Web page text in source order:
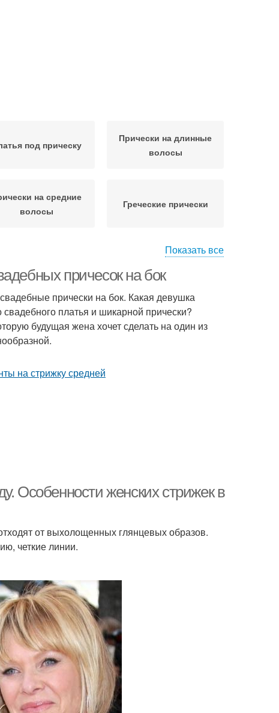
под прическу
Прически на длинные
волосы
на средние
волосы
Греческие прически
обладательниц
Показать все
причесок на бок
прически на бок. Какая девушка
платья и шикарной прически?
будущая жена хочет сделать на один из
Особенности женских стрижек в
от выхолощенных глянцевых образов.
четкие линии.